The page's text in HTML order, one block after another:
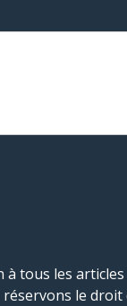
tous les articles
le droit